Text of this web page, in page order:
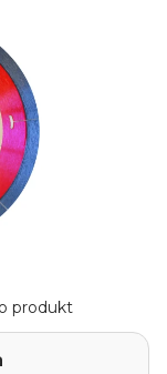
produkt